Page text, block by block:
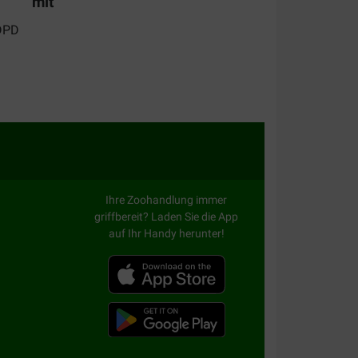
Ihre Zoohandlung immer
griffbereit? Laden Sie die App
auf Ihr Handy herunter!